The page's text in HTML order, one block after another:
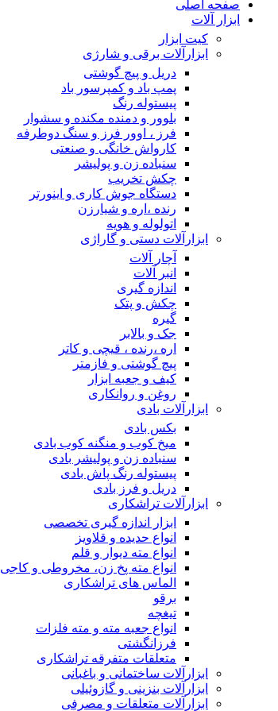
صفحه اصلی
ابزار آلات
کیت ابزار
ابزارآلات برقی و شارژی
دریل و پیچ گوشتی
پمپ باد و کمپرسور باد
پیستوله رنگ
بلوور و دمنده مکنده و سشوار
فرز ، اوور فرز و سنگ دوطرفه
کارواش خانگی و صنعتی
سنباده زن و پولیشر
چکش تخریب
دستگاه جوش کاری و اینورتر
رنده ،اره و شیارزن
اتولوله و هویه
ابزارآلات دستی و گاراژی
آچار آلات
انبر آلات
اندازه گیری
چکش و پتک
گیره
جک و بالابر
اره ،رنده ، قیچی و کاتر
پیچ گوشتی و فازمتر
کیف و جعبه ابزار
روغن و روانکاری
ابزارآلات بادی
بکس بادی
میخ کوب و منگنه کوب بادی
سنباده زن و پولیشر بادی
پیستوله رنگ پاش بادی
دریل و فرز بادی
ابزارآلات تراشکاری
ابزار اندازه گیری تخصصی
انواع حدیده و قلاویز
انواع مته دیوار و قلم
انواع مته پخ زن، مخروطی و کاجی
الماس های تراشکاری
برقو
تیغچه
انواع جعبه مته و مته فلزات
فرزانگشتی
متعلقات متفرقه تراشکاری
ابزارآلات ساختمانی و باغبانی
ابزارآلات بنزینی و گازوئیلی
ابزارآلات متعلقات و مصرفی